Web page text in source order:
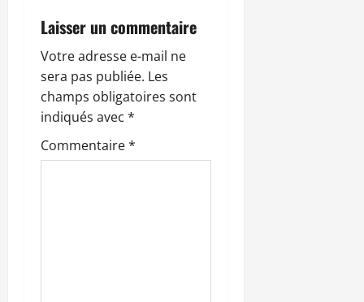
o
n
d
’
a
Laisser un commentaire
Votre adresse e-mail ne
sera pas publiée. Les
champs obligatoires sont
indiqués avec *
Commentaire*